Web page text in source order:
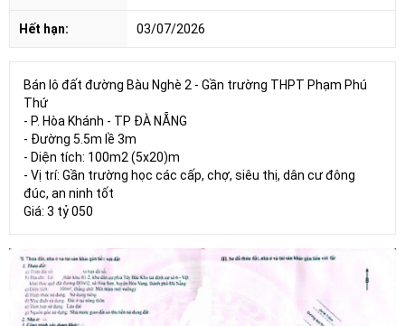
Hết hạn: 03/07/2026
Bán lô đất đường Bàu Nghè 2 - Gần trường THPT Phạm Phú
Thứ
- P. Hòa Khánh - TP ĐÀ NẴNG
- Đường 5.5m lề 3m
- Diện tích: 100m2 (5x20)m
- Vị trí: Gần trường học các cấp, chợ, siêu thị, dân cư đông
đúc, an ninh tốt
Giá: 3 tỷ 050